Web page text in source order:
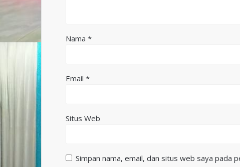
Nama*
Email*
Situs Web
Simpan nama, email, dan situs web saya pada